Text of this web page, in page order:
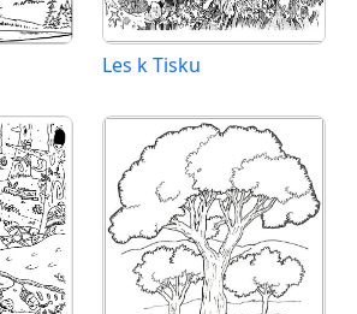
Les k Tisku